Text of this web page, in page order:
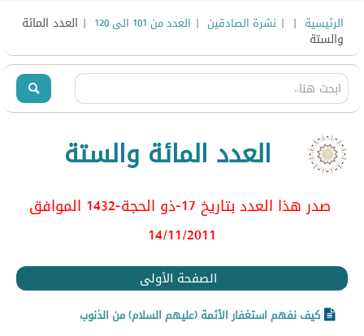
الرئيسية |
| نشرة الصادقين | العدد من 101 الى 120 | العدد المائة
والستة
العدد المائة والستة
صدر هذا العدد بتاريخ 17-ذو الحجة-1432 الموافق
14/11/2011
الصفحة الأولى
كيف نفهم استغفار الأئمة (عليهم السلام) من الذنوب